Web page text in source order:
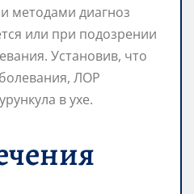
методами диагноз
или при подозрении
Установив, что
ЛОР
в ухе.